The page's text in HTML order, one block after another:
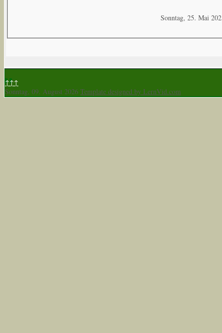
Sonntag, 25. Mai
↑↑↑
Sonntag, 09. August 2026 Template designed by LernVid.com